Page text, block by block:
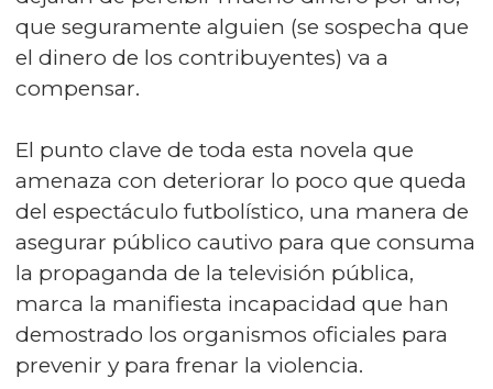
que seguramente alguien (se sospecha que
el dinero de los contribuyentes) va a
compensar.
El punto clave de toda esta novela que
amenaza con deteriorar lo poco que queda
del espectáculo futbolístico, una manera de
asegurar público cautivo para que consuma
la propaganda de la televisión pública,
marca la manifiesta incapacidad que han
demostrado los organismos oficiales para
prevenir y para frenar la violencia.